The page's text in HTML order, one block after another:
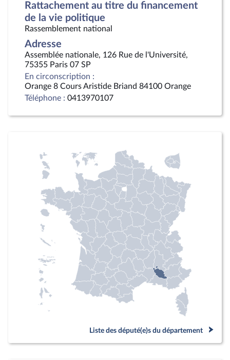
Rattachement au titre du financement
de la vie politique
Rassemblement national
Adresse
Assemblée nationale, 126 Rue de l'Université,
75355 Paris 07 SP
En circonscription :
Orange 8 Cours Aristide Briand 84100 Orange
Téléphone : 0413970107
Liste des député(e)s du département